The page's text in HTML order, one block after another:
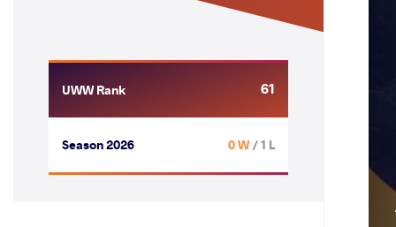
UWW Rank 61
Season 2026 0 W/ 1 L